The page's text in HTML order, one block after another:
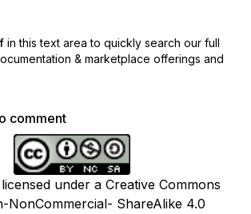
in this text area to quickly search our full
& marketplace offerings and
comment
under a Creative Commons
NonCommercial- ShareAlike 4.0